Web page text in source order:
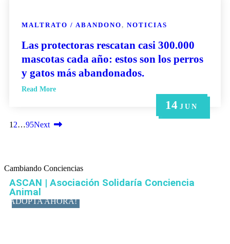
14 JUN
6 MAY
6 MAY
21 JUN
14 JUN
MALTRATO / ABANDONO, NOTICIAS
Las protectoras rescatan casi 300.000
mascotas cada año: estos son los perros
y gatos más abandonados.
Read More
1 2…95Next
Cambiando Conciencias
ASCAN | Asociación Solidaría Conciencia
Animal
ADOPTA AHORA!